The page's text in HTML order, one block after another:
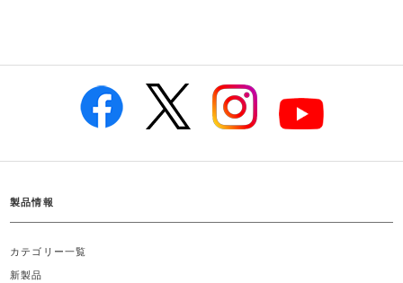
製品情報
カテゴリー一覧
新製品